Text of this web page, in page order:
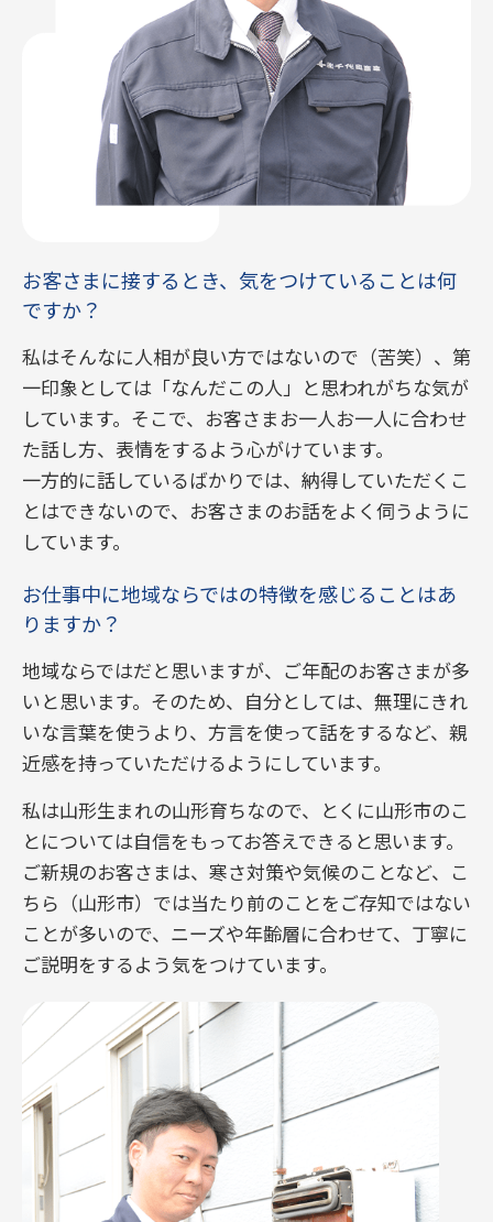
お客さまに接するとき、気をつけていることは何
ですか？
私はそんなに人相が良い方ではないので（苦笑）、第
一印象としては「なんだこの人」と思われがちな気が
しています。そこで、お客さまお一人お一人に合わせ
た話し方、表情をするよう心がけています。
一方的に話しているばかりでは、納得していただくこ
とはできないので、お客さまのお話をよく伺うように
しています。
お仕事中に地域ならではの特徴を感じることはあ
りますか？
地域ならではだと思いますが、ご年配のお客さまが多
いと思います。そのため、自分としては、無理にきれ
いな言葉を使うより、方言を使って話をするなど、親
近感を持っていただけるようにしています。
私は山形生まれの山形育ちなので、とくに山形市のこ
とについては自信をもってお答えできると思います。
ご新規のお客さまは、寒さ対策や気候のことなど、こ
ちら（山形市）では当たり前のことをご存知ではない
ことが多いので、ニーズや年齢層に合わせて、丁寧に
ご説明をするよう気をつけています。